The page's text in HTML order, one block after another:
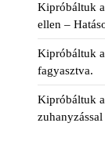
Kipróbáltuk
ellen –
Kipróbáltuk
fagyasztva.
Kipróbáltuk a